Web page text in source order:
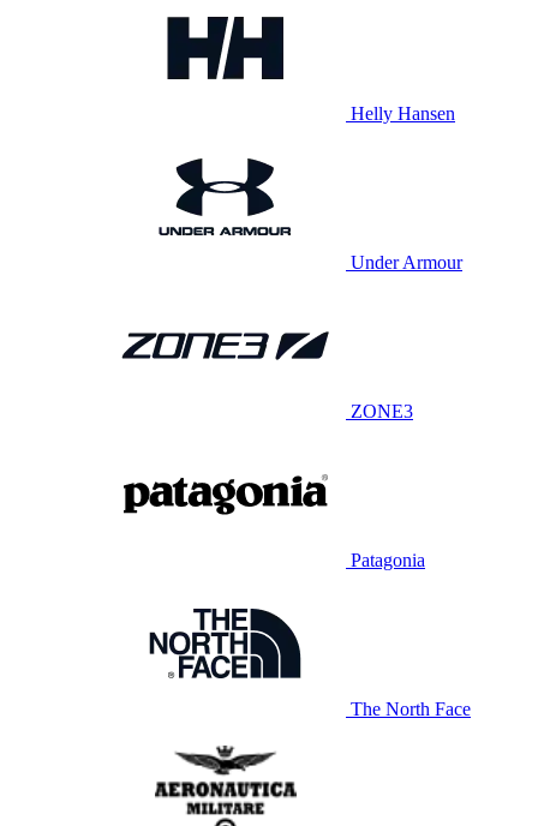
Helly Hansen
Under Armour
ZONE3
Patagonia
The North Face